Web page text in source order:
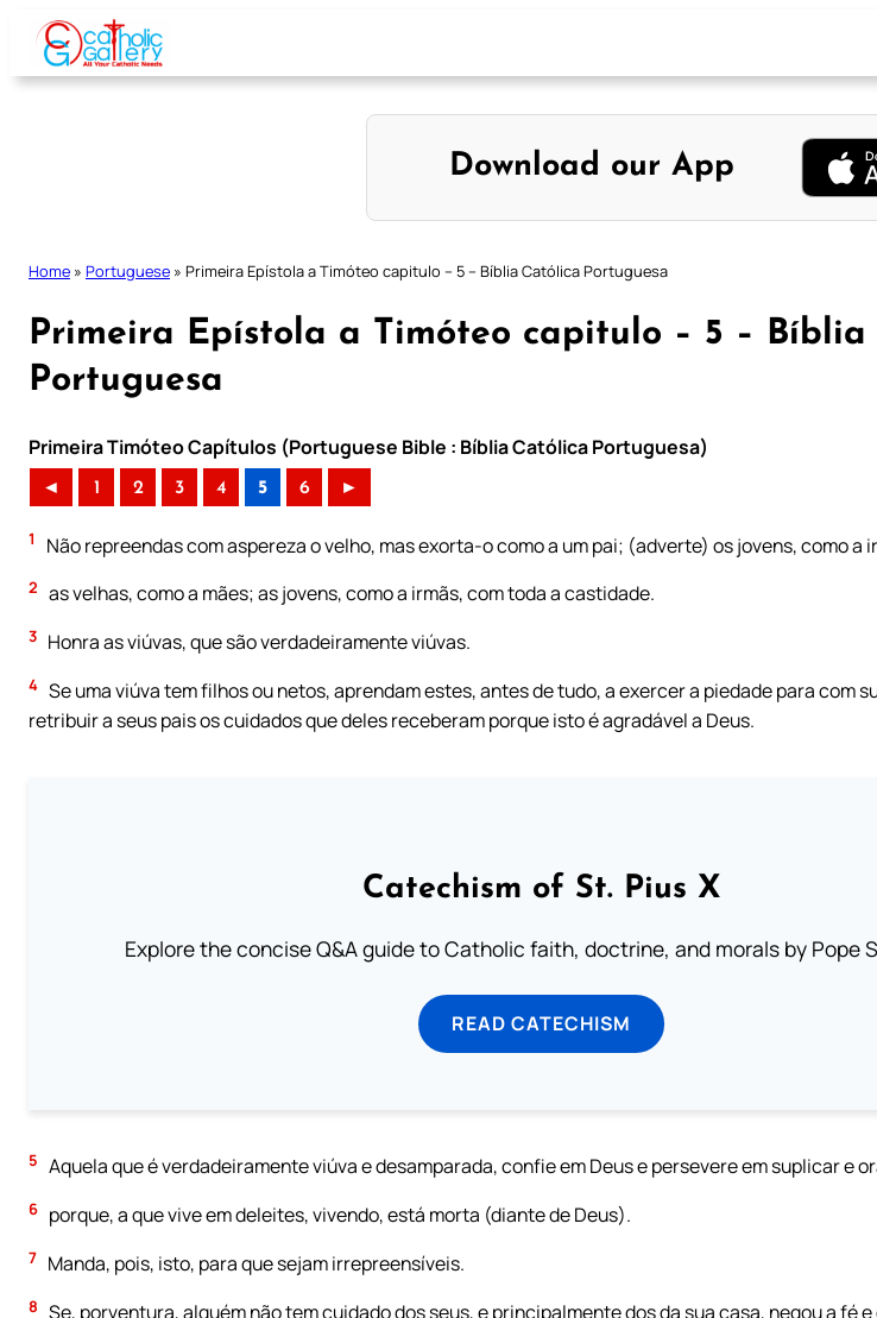
Skip
content
Download our App
Home » Portuguese » Primeira Epístola a Timóteo capitulo – 5 – Bíblia Católica Portuguesa
Primeira Epístola a Timóteo capitulo – 5 – Bíblia
Portuguesa
Primeira Timóteo Capítulos (Portuguese Bible : Bíblia Católica Portuguesa)
◄ 1 2 3 4 5 6 ►
1 Não repreendas com aspereza o velho, mas exorta-o como a um pai; (adverte) os jovens, como a
2 as velhas, como a mães; as jovens, como a irmãs, com toda a castidade.
3 Honra as viúvas, que são verdadeiramente viúvas.
4 Se uma viúva tem filhos ou netos, aprendam estes, antes de tudo, a exercer a piedade para com
retribuir a seus pais os cuidados que deles receberam porque isto é agradável a Deus.
Catechism of St. Pius X
Explore the concise Q&A guide to Catholic faith, doctrine, and morals by Pope
READ CATECHISM
5 Aquela que é verdadeiramente viúva e desamparada, confie em Deus e persevere em suplicar e
6 porque, a que vive em deleites, vivendo, está morta (diante de Deus).
7 Manda, pois, isto, para que sejam irrepreensíveis.
8 Se, porventura, alguém não tem cuidado dos seus, e principalmente dos da sua casa, negou a fé